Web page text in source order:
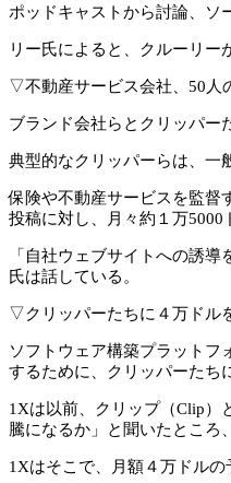
ポッドキャストから討論、ソ
リー氏によると、クルーリー
▽不動産サービス会社、50人
ブランド会社らとクリッパー
典型的なクリッパーらは、一
保険や不動産サービスを監督
投稿に対し、月々約１万5000
「自社ウェブサイトへの誘
氏は話している。
▽クリッパーたちに４万ドル
ソフトウェア構築プラットフ
するために、クリッパーたち
1Xは以前、クリップ（Clip）
騰になるか」と聞いたところ
1Xはそこで、月額４万ドル